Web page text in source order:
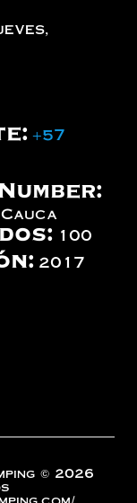
+57
100
2017
© 2026